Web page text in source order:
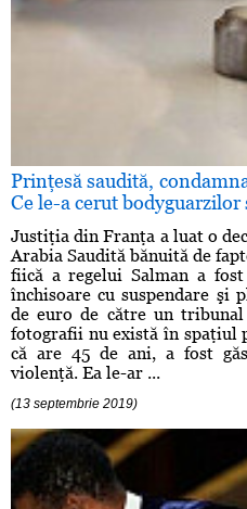
Prinţesă saudită,
Ce le-a cerut bodyguarzilor
Justiţia din Franţa a luat o
Arabia Saudită bănuită de
fiică a regelui Salman a
închisoare cu suspendare şi
de euro de către un
fotografii nu există în spaţiul
că are 45 de ani, a fost
violenţă. Ea le-ar ...
(13 septembrie 2019)